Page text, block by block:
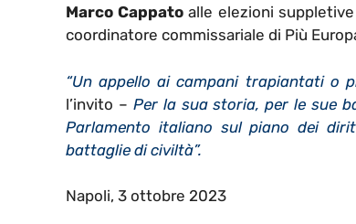
Marco Cappato alle elezioni
coordinatore commissariale di Più
“Un appello ai campani trapiantati o
l’invito – Per la sua storia, per le sue
Parlamento italiano sul piano dei
battaglie di civiltà”.
Napoli, 3 ottobre 2023